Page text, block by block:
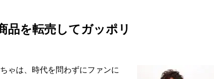
品を転売してガッポリ
ゃは、時代を問わずにファンに